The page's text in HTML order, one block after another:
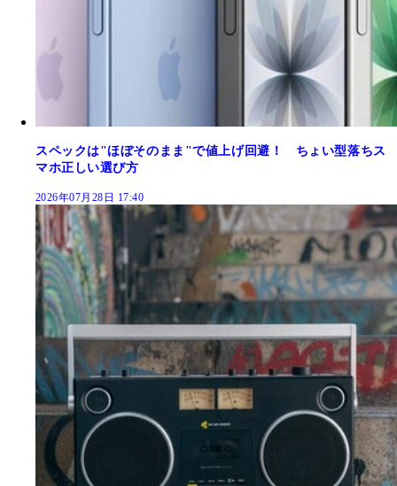
スペックは"ほぼそのまま"で値上げ回避！ ちょい型落ちス
マホ正しい選び方
2026年07月28日 17:40